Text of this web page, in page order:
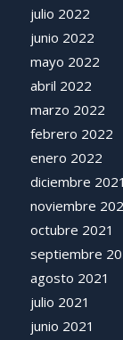
julio 2022
junio 2022
mayo 2022
abril 2022
marzo 2022
febrero 2022
enero 2022
diciembre 2021
noviembre
octubre 2021
septiembre
agosto 2021
julio 2021
junio 2021